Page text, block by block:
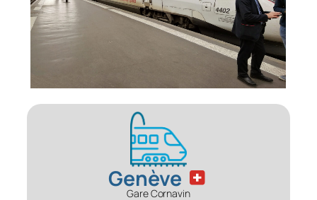
Genève
Gare Cornavin